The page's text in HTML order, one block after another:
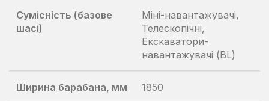
Сумісність (базове
шасі)
Міні-навантажувачі,
Телескопічні,
Екскаватори-
навантажувачі (BL)
Ширина барабана, мм 1850